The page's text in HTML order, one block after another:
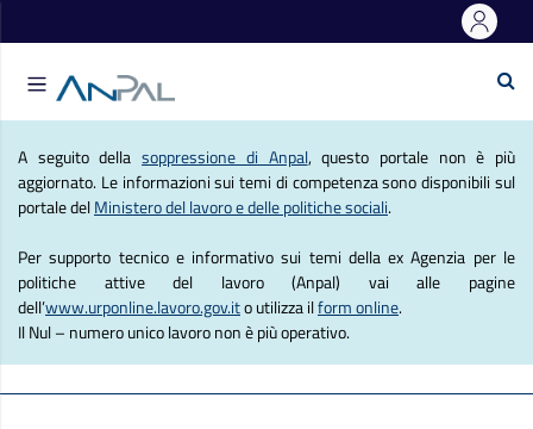
Agenzia Nazionale
A seguito dellasoppressione di Anpal, questo portale non è più
aggiornato. Le informazioni sui temi di competenza sono disponibili sul
portale delMinistero del lavoro e delle politiche sociali.
Per supporto tecnico e informativo sui temi della ex Agenzia per le
politiche attive del lavoro (Anpal) vai alle pagine
dell’www.urponline.lavoro.gov.ito utilizza ilform online.
Il Nul – numero unico lavoro non è più operativo.